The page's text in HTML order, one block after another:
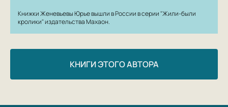
Книжки Женевьевы Юрье вышли в России в серии "Жили-были
кролики" издательства Махаон.
КНИГИ ЭТОГО АВТОРА